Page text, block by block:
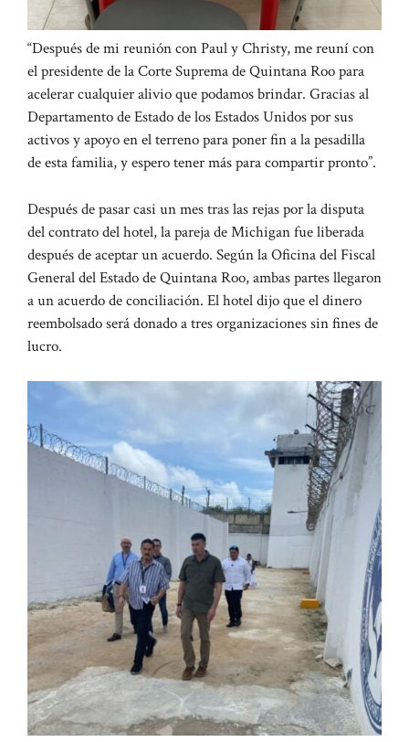
“Después de mi reunión con Paul y Christy, me reuní con
el presidente de la Corte Suprema de Quintana Roo para
acelerar cualquier alivio que podamos brindar. Gracias al
Departamento de Estado de los Estados Unidos por sus
activos y apoyo en el terreno para poner fin a la pesadilla
de esta familia, y espero tener más para compartir pronto”.
Después de pasar casi un mes tras las rejas por la disputa
del contrato del hotel, la pareja de Michigan fue liberada
después de aceptar un acuerdo. Según la Oficina del Fiscal
General del Estado de Quintana Roo, ambas partes llegaron
a un acuerdo de conciliación. El hotel dijo que el dinero
reembolsado será donado a tres organizaciones sin fines de
lucro.